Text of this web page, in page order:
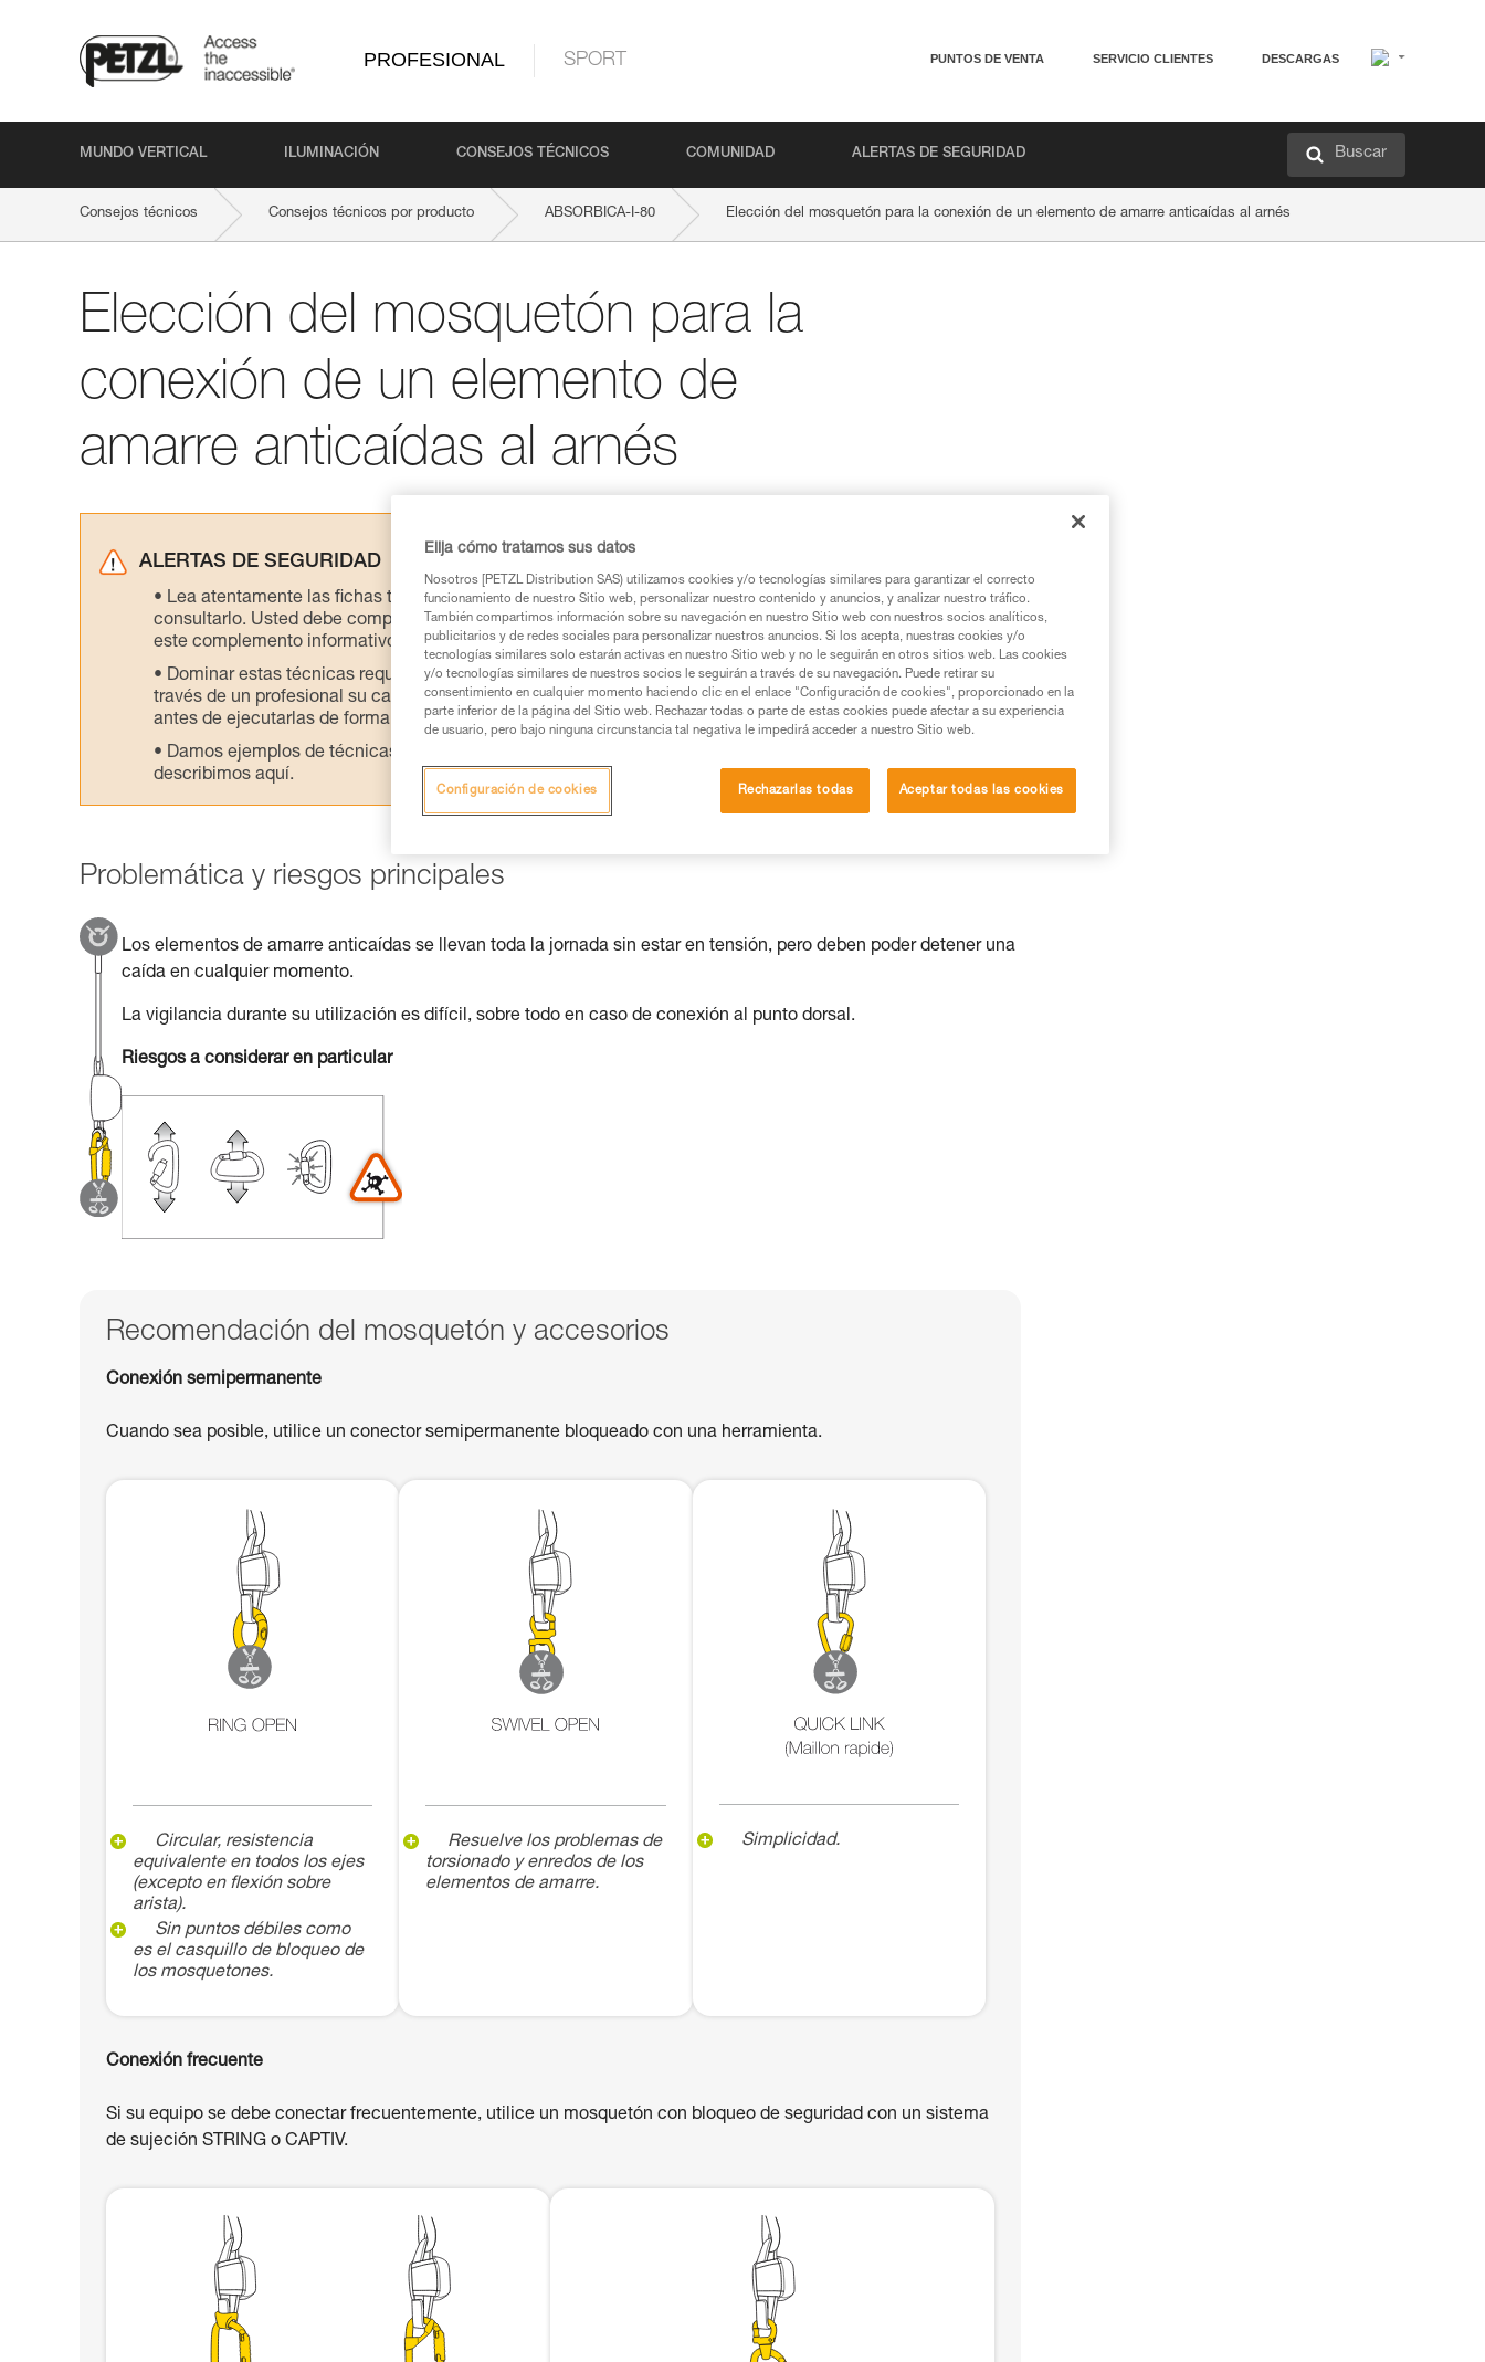
PROFESIONAL SPORT PUNTOS DE VENTA SERVICIO CLIENTES DESCARGAS
MUNDO VERTICAL ILUMINACIÓN CONSEJOS TÉCNICOS COMUNIDAD ALERTAS DE SEGURIDAD Buscar
Consejos técnicos Consejos técnicos por producto ABSORBICA-I-80 Elección del mosquetón para la conexión de un elemento de amarre anticaídas al arnés
Elección del mosquetón para la
conexión de un elemento de
amarre anticaídas al arnés
ALERTAS DE SEGURIDAD
Lea atentamente las fichas técnicas de los productos utilizados en este consejo antes de
consultarlo. Usted debe comprender la información de la ficha técnica para poder comprender
este complemento informativo.
Dominar estas técnicas requiere una formación y un entrenamiento específico. Confirme a
través de un profesional su capacidad para ejecutar estas técnicas, solo y con total seguridad,
antes de ejecutarlas de forma autónoma.
Damos ejemplos de técnicas relacionadas con su actividad. Pueden existir otras que no
describimos aquí.
Problemática y riesgos principales
Los elementos de amarre anticaídas se llevan toda la jornada sin estar en tensión, pero deben poder detener una
caída en cualquier momento.
La vigilancia durante su utilización es difícil, sobre todo en caso de conexión al punto dorsal.
Riesgos a considerar en particular
Recomendación del mosquetón y accesorios
Conexión semipermanente
Cuando sea posible, utilice un conector semipermanente bloqueado con una herramienta.
Circular, resistencia
equivalente en todos los ejes
(excepto en flexión sobre
arista).
Sin puntos débiles como
es el casquillo de bloqueo de
los mosquetones.
Resuelve los problemas de
torsionado y enredos de los
elementos de amarre.
Simplicidad.
Conexión frecuente
Si su equipo se debe conectar frecuentemente, utilice un mosquetón con bloqueo de seguridad con un sistema
de sujeción STRING o CAPTIV.
Elija cómo tratamos sus datos
Nosotros [PETZL Distribution SAS) utilizamos cookies y/o tecnologías similares para garantizar el correcto
funcionamiento de nuestro Sitio web, personalizar nuestro contenido y anuncios, y analizar nuestro tráfico.
También compartimos información sobre su navegación en nuestro Sitio web con nuestros socios analíticos,
publicitarios y de redes sociales para personalizar nuestros anuncios. Si los acepta, nuestras cookies y/o
tecnologías similares solo estarán activas en nuestro Sitio web y no le seguirán en otros sitios web. Las cookies
y/o tecnologías similares de nuestros socios le seguirán a través de su navegación. Puede retirar su
consentimiento en cualquier momento haciendo clic en el enlace "Configuración de cookies", proporcionado en la
parte inferior de la página del Sitio web. Rechazar todas o parte de estas cookies puede afectar a su experiencia
de usuario, pero bajo ninguna circunstancia tal negativa le impedirá acceder a nuestro Sitio web.
Rechazarlas todas Aceptar todas las cookies
Configuración de cookies